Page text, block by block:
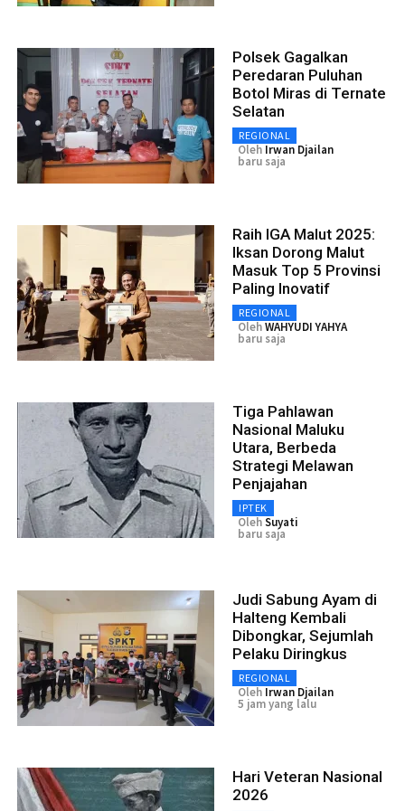
Polsek Gagalkan
Peredaran Puluhan
Botol Miras di Ternate
Selatan
REGIONAL
Oleh Irwan Djailan
baru saja
Raih IGA Malut 2025:
Iksan Dorong Malut
Masuk Top 5 Provinsi
Paling Inovatif
REGIONAL
OlehWAHYUDI YAHYA
baru saja
Tiga Pahlawan
Nasional Maluku
Utara, Berbeda
Strategi Melawan
Penjajahan
IPTEK
OlehSuyati
baru saja
Judi Sabung Ayam di
Halteng Kembali
Dibongkar, Sejumlah
Pelaku Diringkus
REGIONAL
Oleh Irwan Djailan
5 jam yang lalu
Hari Veteran Nasional
2026